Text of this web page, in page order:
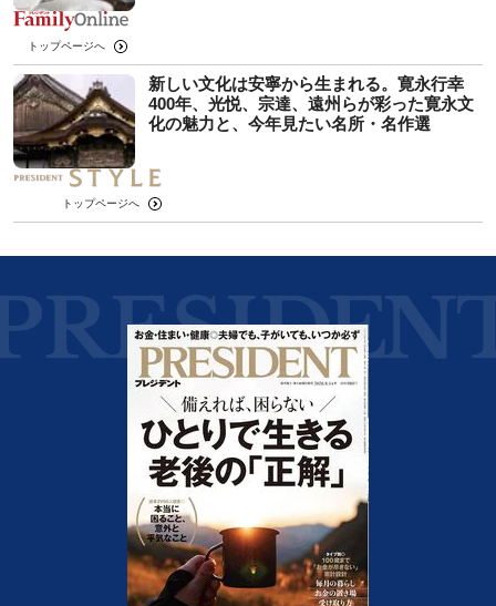
トップページへ
新しい文化は安寧から生まれる。寛永行幸
400年、光悦、宗達、遠州らが彩った寛永文
化の魅力と、今年見たい名所・名作選
トップページへ